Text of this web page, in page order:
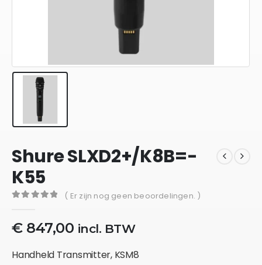
Shure SLXD2+/K8B=-
K55
( Er zijn nog geen beoordelingen. )
€847,00 incl. BTW
Handheld Transmitter, KSM8